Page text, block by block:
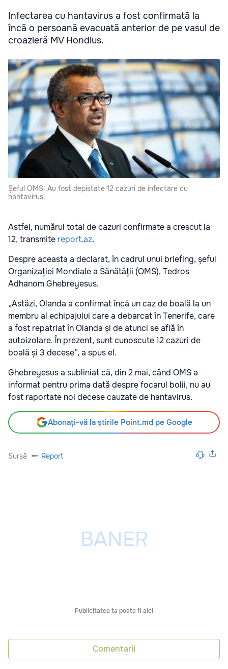
Infectarea cu hantavirus a fost confirmată la
încă o persoană evacuată anterior de pe vasul de
croazieră MV Hondius.
Șeful OMS: Au fost depistate 12 cazuri de infectare cu
hantavirus.
Astfel, numărul total de cazuri confirmate a crescut la
12, transmite report.az.
Despre aceasta a declarat, în cadrul unui briefing, șeful
Organizației Mondiale a Sănătății (OMS), Tedros
Adhanom Ghebreyesus.
„Astăzi, Olanda a confirmat încă un caz de boală la un
membru al echipajului care a debarcat în Tenerife, care
a fost repatriat în Olanda și de atunci se află în
autoizolare. În prezent, sunt cunoscute 12 cazuri de
boală și 3 decese”, a spus el.
Ghebreyesus a subliniat că, din 2 mai, când OMS a
informat pentru prima dată despre focarul bolii, nu au
fost raportate noi decese cauzate de hantavirus.
Abonați-vă la știrile Point.md pe Google
Sursă Report
Publicitatea ta poate fi aici
Comentarii